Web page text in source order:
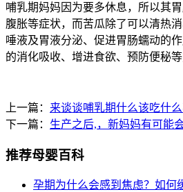
哺乳期妈妈因为要多休息，所以其
腹胀等症状，而苦瓜除了可以清热
唾液及胃液分泌、促进胃肠蠕动的
的消化吸收、增进食欲、预防便秘等
上一篇： 来谈谈哺乳期什么该吃什
下一篇： 生产之后,，新妈妈有可能
推荐母婴百科
孕期为什么会感到焦虑？如何